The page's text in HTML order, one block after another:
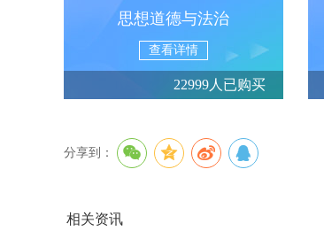
思想道德与法治
查看详情
22999人已购买
分享到：
相关资讯